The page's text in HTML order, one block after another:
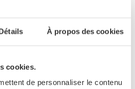
À propos des cookies
cookies.
de personnaliser le contenu